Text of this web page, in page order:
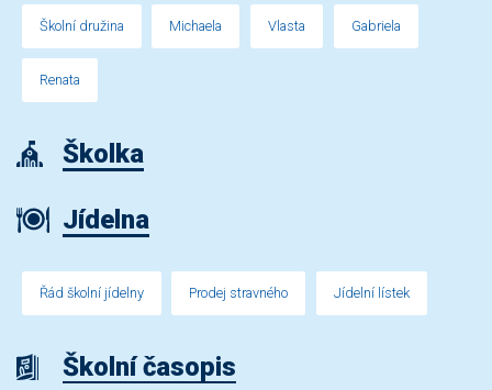
Školní družina Michaela Vlasta Gabriela
Renata
Školka
Jídelna
Řád školní jídelny Prodej stravného Jídelní lístek
Školní časopis